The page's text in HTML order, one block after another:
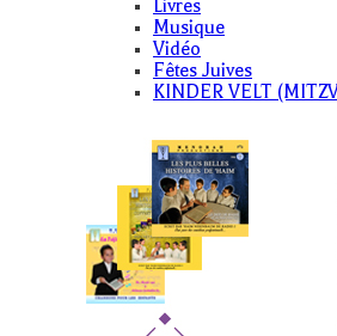
Livres
Musique
Vidéo
Fêtes Juives
KINDER VELT